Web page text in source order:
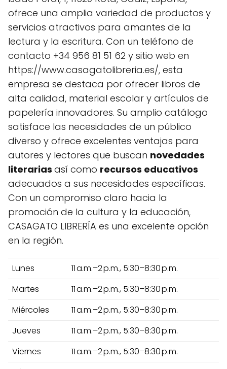
ofrece una amplia variedad de productos y
servicios atractivos para amantes de la
lectura y la escritura. Con un teléfono de
contacto +34 956 81 51 62 y sitio web en
https://www.casagatolibreria.es/, esta
empresa se destaca por ofrecer libros de
alta calidad, material escolar y artículos de
papelería innovadores. Su amplio catálogo
satisface las necesidades de un público
diverso y ofrece excelentes ventajas para
autores y lectores que buscan novedades
literarias así como recursos educativos
adecuados a sus necesidades específicas.
Con un compromiso claro hacia la
promoción de la cultura y la educación,
CASAGATO LIBRERÍA es una excelente opción
en la región.
Lunes
11 a.m.–2 p.m., 5:30–8:30 p.m.
Martes
11 a.m.–2 p.m., 5:30–8:30 p.m.
Miércoles
11 a.m.–2 p.m., 5:30–8:30 p.m.
Jueves
11 a.m.–2 p.m., 5:30–8:30 p.m.
Viernes
11 a.m.–2 p.m., 5:30–8:30 p.m.